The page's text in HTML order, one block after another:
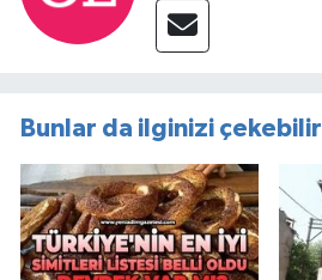
Bunlar da ilginizi çekebilir